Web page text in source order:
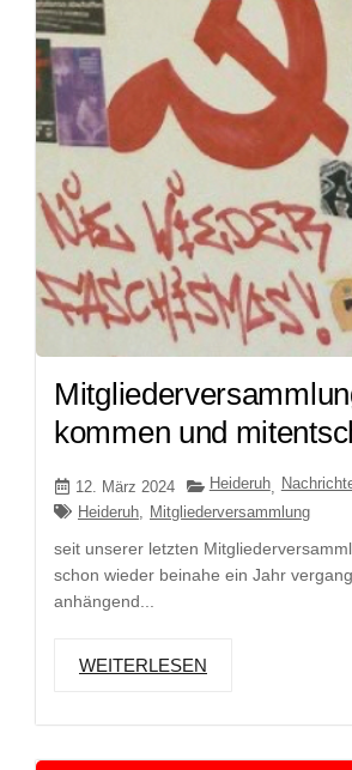
kommen und
12. März 2024 Heideruh,
Heideruh
Mitgliederversammlung
seit unserer letzten
schon wieder beinahe ein Jahr
anhängend...
WEITERLESEN